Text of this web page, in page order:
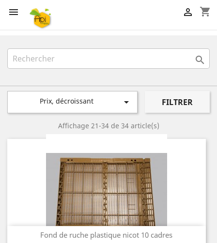
 shopping_cart


Prix, décroissant  FILTRER
Affichage 21-34 de 34 article(s)
Fond de ruche plastique nicot 10 cadres